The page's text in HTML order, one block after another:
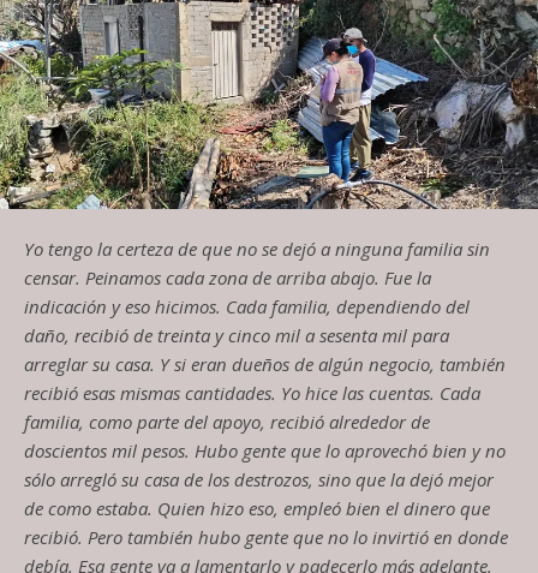
Yo tengo la certeza de que no se dejó a ninguna familia sin
censar. Peinamos cada zona de arriba abajo. Fue la
indicación y eso hicimos. Cada familia, dependiendo del
daño, recibió de treinta y cinco mil a sesenta mil para
arreglar su casa. Y si eran dueños de algún negocio, también
recibió esas mismas cantidades. Yo hice las cuentas. Cada
familia, como parte del apoyo, recibió alrededor de
doscientos mil pesos. Hubo gente que lo aprovechó bien y no
sólo arregló su casa de los destrozos, sino que la dejó mejor
de como estaba. Quien hizo eso, empleó bien el dinero que
recibió. Pero también hubo gente que no lo invirtió en donde
debía. Esa gente va a lamentarlo ypadecerlo más adelante.